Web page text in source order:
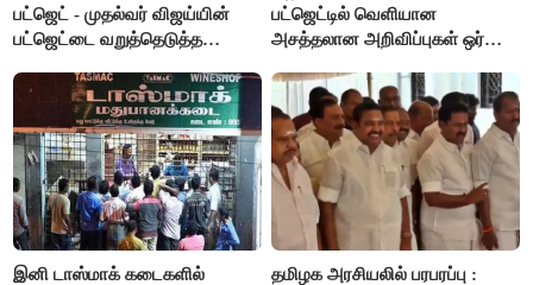
பட்ஜெட் - முதல்வர் விஜய்யின்
பட்ஜெட்டை வறுத்தெடுத்த
பட்ஜெட்டில் வெளியான
அசத்தலான அறிவிப்புகள் ஒர்
இனி டாஸ்மாக் கடைகளில்
தமிழக அரசியலில் பரபரப்பு :